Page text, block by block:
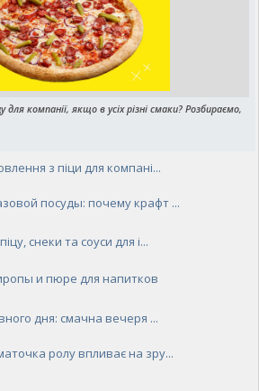
компанії, якщо в усіх різні смаки? Розбираємо,
з піци для компані...
посуды: почему крафт ...
снеки та соуси для і...
и пюре для напитков
дня: смачна вечеря ...
ролу впливає на зру...